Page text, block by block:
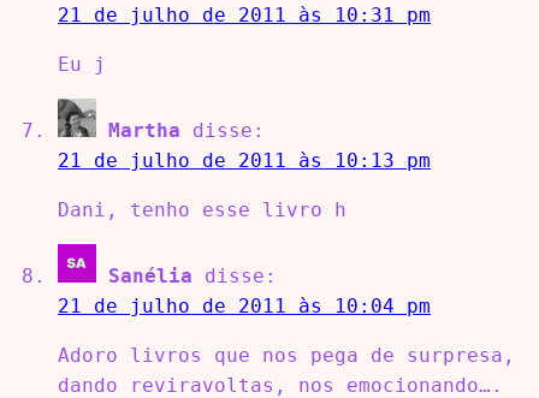
21 de julho de 2011 às 10:31 pm
Eu j
Martha
disse:
21 de julho de 2011 às 10:13 pm
Dani, tenho esse livro h
Sanélia
disse:
21 de julho de 2011 às 10:04 pm
Adoro livros que nos pega de surpresa,
dando reviravoltas, nos emocionando….